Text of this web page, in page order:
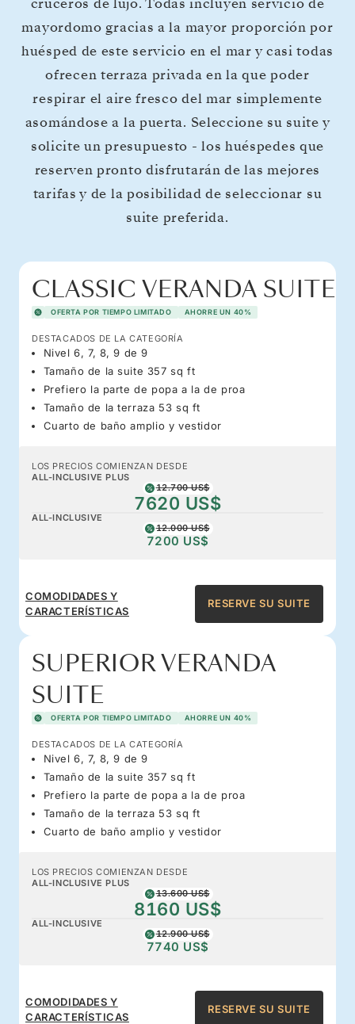
mayordomo gracias a la mayor proporción por
huésped de este servicio en el mar y casi todas
ofrecen terraza privada en la que poder
respirar el aire fresco del mar simplemente
asomándose a la puerta. Seleccione su suite y
solicite un presupuesto - los huéspedes que
reserven pronto disfrutarán de las mejores
tarifas y de la posibilidad de seleccionar su
suite preferida.
CLASSIC VERANDA SUITE
OFERTA POR TIEMPO LIMITADO AHORRE UN 40%
DESTACADOS DE LA CATEGORÍA
Nivel 6, 7, 8, 9 de 9
Tamaño de la suite 357 sq ft
Prefiero la parte de popa a la de proa
Tamaño de la terraza 53 sq ft
Cuarto de baño amplio y vestidor
LOS PRECIOS COMIENZAN DESDE
ALL-INCLUSIVE PLUS
12.700 US$
7620 US$
ALL-INCLUSIVE
12.000 US$
7200 US$
COMODIDADES Y
CARACTERÍSTICAS
RESERVE SU SUITE
SUPERIOR VERANDA
SUITE
OFERTA POR TIEMPO LIMITADO AHORRE UN 40%
DESTACADOS DE LA CATEGORÍA
Nivel 6, 7, 8, 9 de 9
Tamaño de la suite 357 sq ft
Prefiero la parte de popa a la de proa
Tamaño de la terraza 53 sq ft
Cuarto de baño amplio y vestidor
LOS PRECIOS COMIENZAN DESDE
ALL-INCLUSIVE PLUS
13.600 US$
8160 US$
ALL-INCLUSIVE
12.900 US$
7740 US$
COMODIDADES Y
CARACTERÍSTICAS
RESERVE SU SUITE